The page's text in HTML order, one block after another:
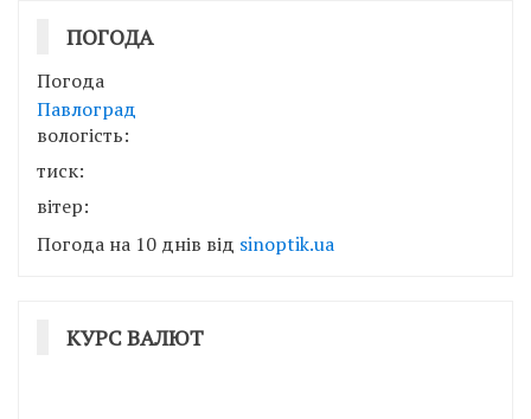
ПОГОДА
Погода
Павлоград
вологість:
тиск:
вітер:
Погода на 10 днів від sinoptik.ua
КУРС ВАЛЮТ